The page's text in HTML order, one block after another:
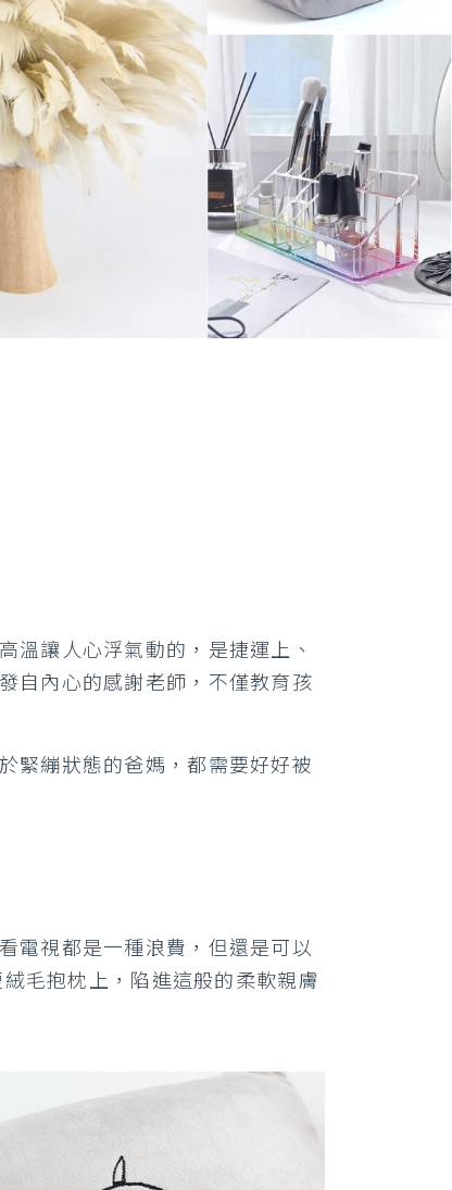
溫讓人心浮氣動的，是捷運上、
自內心的感謝老師，不僅教育孩
緊繃狀態的爸媽，都需要好好被
電視都是一種浪費，但還是可以
毛抱枕上，陷進這般的柔軟親膚